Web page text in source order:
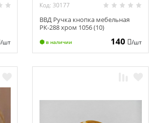
/шт
Код: 30177
ВВД Ручка кнопка мебельная
РК-288 хром 1056 (10)
в наличии 140 /шт